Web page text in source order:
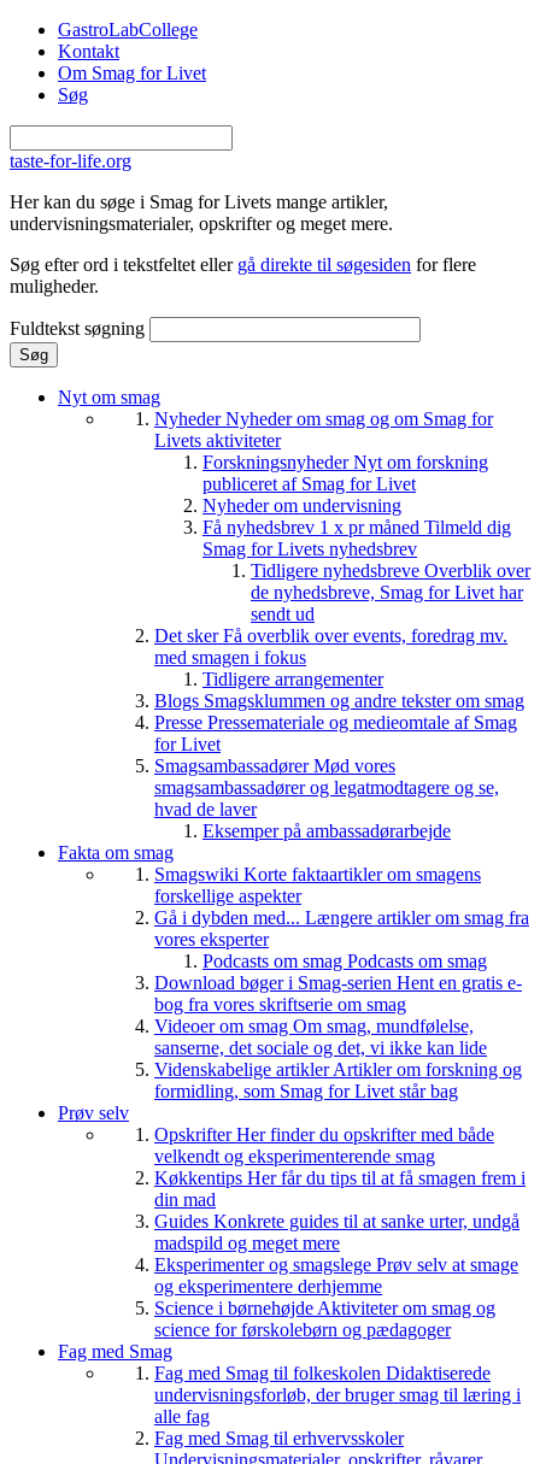
Gå til hovedindhold
GastroLabCollege
Kontakt
Om Smag for Livet
Søg
taste-for-life.org
Her kan du søge i Smag for Livets mange artikler,
undervisningsmaterialer, opskrifter og meget mere.
Søg efter ord i tekstfeltet eller gå direkte til søgesiden for flere
muligheder.
Fuldtekst søgning
Nyt om smag
NyhederNyheder om smag og om Smag for
Livets aktiviteter
ForskningsnyhederNyt om forskning
publiceret af Smag for Livet
Nyheder om undervisning
Få nyhedsbrev 1 x pr måned Tilmeld dig
Smag for Livets nyhedsbrev
Tidligere nyhedsbreve Overblik over
de nyhedsbreve, Smag for Livet har
sendt ud
Det skerFå overblik over events, foredrag mv.
med smagen i fokus
Tidligere arrangementer
Blogs Smagsklummen og andre tekster om smag
Presse Pressemateriale og medieomtale af Smag
for Livet
SmagsambassadørerMød vores
smagsambassadører og legatmodtagere og se,
hvad de laver
Eksemper på ambassadørarbejde
Fakta om smag
Smagswiki Korte faktaartikler om smagens
forskellige aspekter
Gå i dybden med... Længere artikler om smag fra
vores eksperter
Podcasts om smag Podcasts om smag
Download bøger i Smag-serien Hent en gratis e-
bog fra vores skriftserie om smag
Videoer om smag Om smag, mundfølelse,
sanserne, det sociale og det, vi ikke kan lide
Videnskabelige artiklerArtikler om forskning og
formidling, som Smag for Livet står bag
Prøv selv
OpskrifterHer finder du opskrifter med både
velkendt og eksperimenterende smag
Køkkentips Her får du tips til at få smagen frem i
din mad
Guides Konkrete guides til at sanke urter, undgå
madspild og meget mere
Eksperimenter og smagslege Prøv selv at smage
og eksperimentere derhjemme
Science i børnehøjde Aktiviteter om smag og
science for førskolebørn og pædagoger
Fag med Smag
Fag med Smag til folkeskolen Didaktiserede
undervisningsforløb, der bruger smag til læring i
alle fag
Fag med Smag til erhvervsskoler
Undervisningsmaterialer, opskrifter, råvarer,